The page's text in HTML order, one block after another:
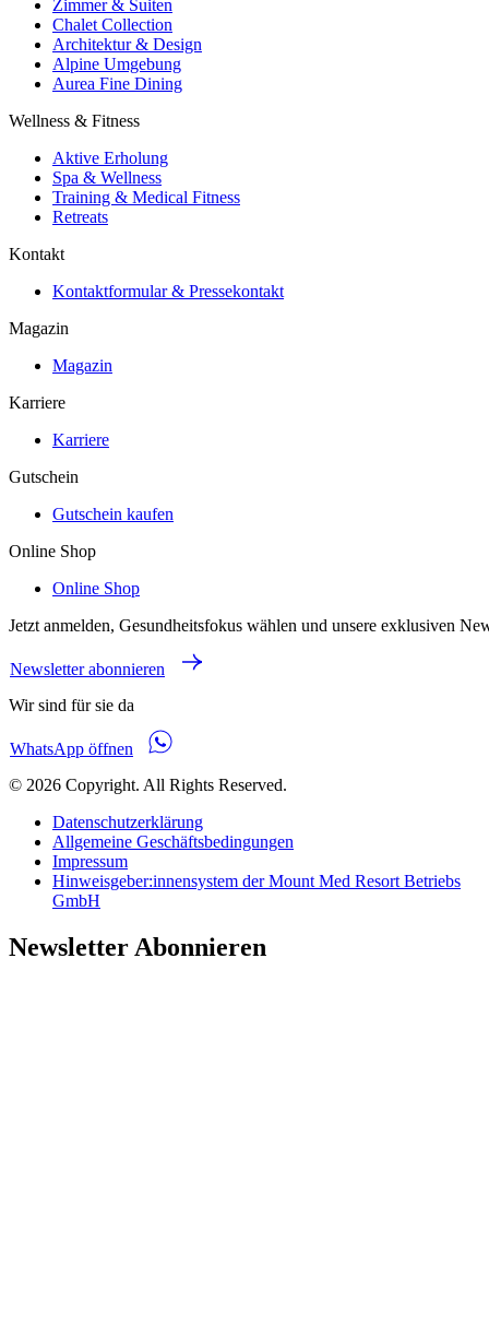
Zimmer & Suiten
Chalet Collection
Architektur & Design
Alpine Umgebung
Aurea Fine Dining
Wellness & Fitness
Aktive Erholung
Spa & Wellness
Training & Medical Fitness
Retreats
Kontakt
Kontaktformular & Pressekontakt
Magazin
Magazin
Karriere
Karriere
Gutschein
Gutschein kaufen
Online Shop
Online Shop
Jetzt anmelden, Gesundheitsfokus wählen und unsere exklusiven
Newsletter abonnieren
Wir sind für sie da
WhatsApp öffnen
© 2026 Copyright. All Rights Reserved.
Datenschutzerklärung
Allgemeine Geschäftsbedingungen
Impressum
Hinweisgeber:innensystem der Mount Med Resort Betriebs
GmbH
Newsletter Abonnieren